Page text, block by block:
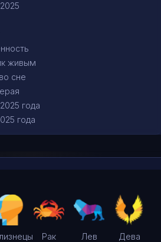
живым
сне
года
года
Рак Лев Дева